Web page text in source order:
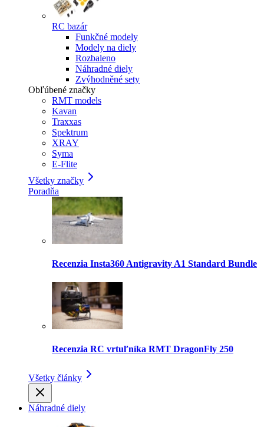
RC bazár
Funkčné modely
Modely na diely
Rozbaleno
Náhradné diely
Zvýhodněné sety
Obľúbené značky
RMT models
Kavan
Traxxas
Spektrum
XRAY
Syma
E-Flite
Všetky značky
Poradňa
Recenzia Insta360 Antigravity A1 Standard Bundle
Recenzia RC vrtuľníka RMT DragonFly 250
Všetky články
Náhradné diely